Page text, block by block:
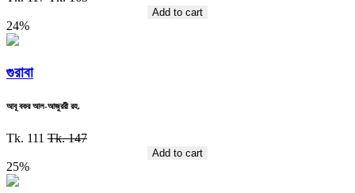
Add to cart
24%
গুরাবা
আবূ বকর আল-আজুররী রহ.
Tk. 111 Tk. 147
Add to cart
25%